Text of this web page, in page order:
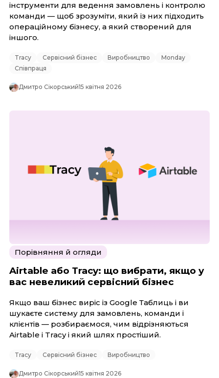
інструменти для ведення замовлень і контролю
команди — щоб зрозуміти, який із них підходить
операційному бізнесу, а який створений для
іншого.
Tracy Сервісний бізнес Виробництво
Monday
Співпраця
Дмитро Сікорський15 квітня 2026
Порівняння й огляди
Airtable або Tracy: що вибрати, якщо у
вас невеликий сервісний бізнес
Якщо ваш бізнес виріс із Google Таблиць і ви
шукаєте систему для замовлень, команди і
клієнтів — розбираємося, чим відрізняються
Airtable і Tracy і який шлях простіший.
Tracy Сервісний бізнес Виробництво
Дмитро Сікорський15 квітня 2026